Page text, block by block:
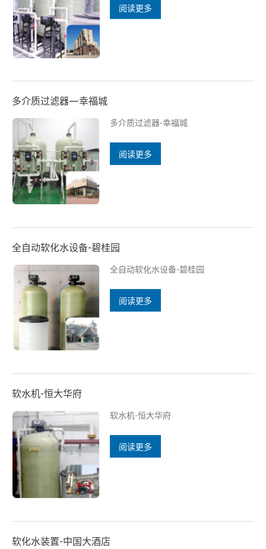
阅读更多
多介质过滤器—幸福城
多介质过滤器-幸福城
阅读更多
全自动软化水设备-碧桂园
全自动软化水设备-碧桂园
阅读更多
软水机-恒大华府
软水机-恒大华府
阅读更多
软化水装置-中国大酒店